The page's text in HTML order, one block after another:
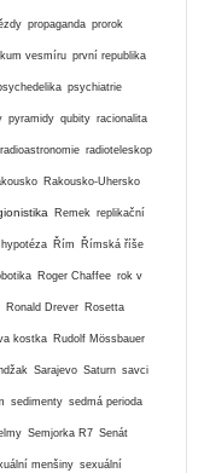
propaganda prorok
vesmíru první republika
psychiatrie
pyramidy qubity racionalita
radioastronomie radioteleskop
Rakousko-Uhersko
Remek replikační
Řím Římská říše
Roger Chaffee rok v
Ronald Drever Rosetta
kostka Rudolf Mössbauer
Sarajevo Saturn savci
sedimenty sedmá perioda
Semjorka R7 Senát
menšiny sexuální